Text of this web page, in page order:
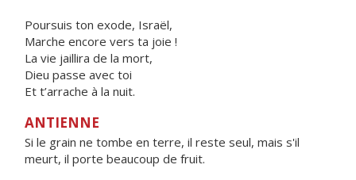
Poursuis ton exode, Israël,
Marche encore vers ta joie !
La vie jaillira de la mort,
Dieu passe avec toi
Et t’arrache à la nuit.
ANTIENNE
Si le grain ne tombe en terre, il reste seul, mais s'il
meurt, il porte beaucoup de fruit.